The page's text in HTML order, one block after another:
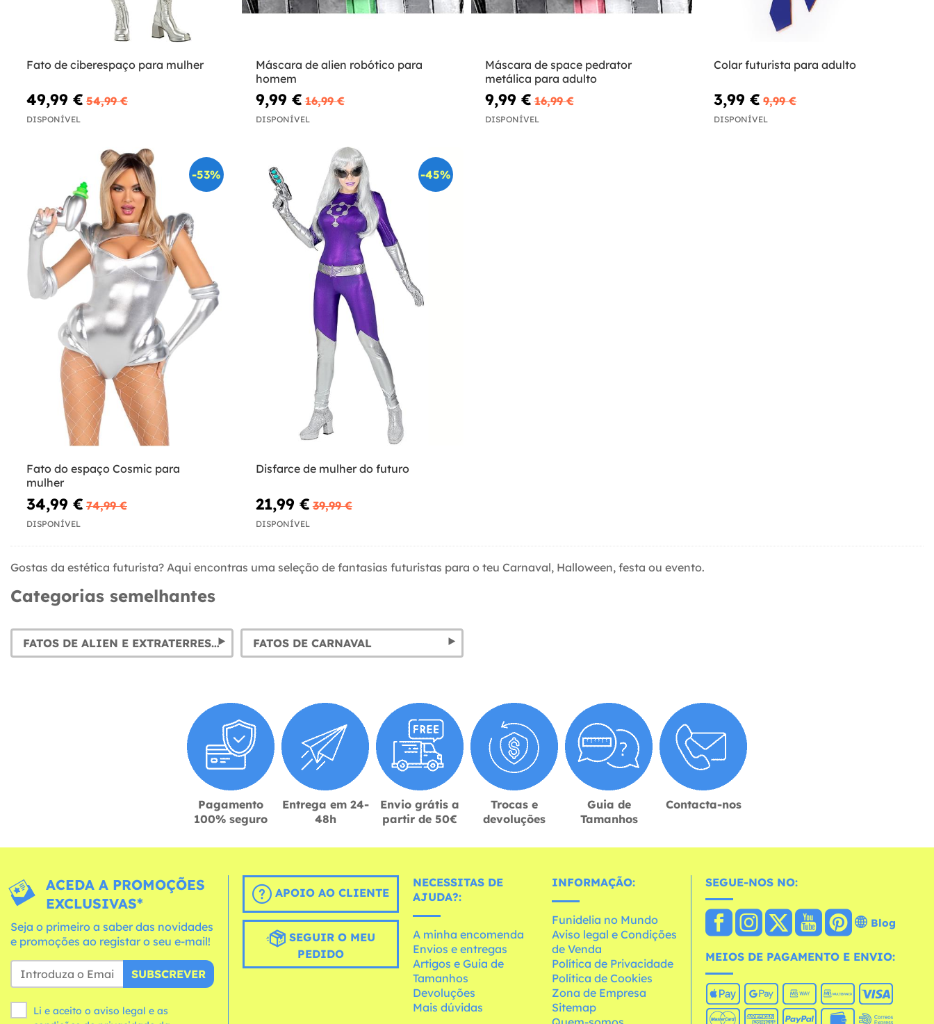
Fato de ciberespaço para mulher
49,99 € 54,99 €
DISPONÍVEL
Máscara de alien robótico para
homem
9,99 € 16,99 €
DISPONÍVEL
Máscara de space pedrator
metálica para adulto
9,99 € 16,99 €
DISPONÍVEL
Colar futurista para adulto
3,99 € 9,99 €
DISPONÍVEL
-53%
Fato do espaço Cosmic para
mulher
34,99 € 74,99 €
DISPONÍVEL
-45%
Disfarce de mulher do futuro
21,99 € 39,99 €
DISPONÍVEL
Gostas da estética futurista? Aqui encontras uma seleção de fantasias futuristas para o teu Carnaval, Halloween, festa ou evento.
Categorias semelhantes
FATOS DE ALIEN E EXTRATERRESTRE – DISFARCES FATOS DE CARNAVAL
Pagamento
100% seguro
Entrega em 24-
48h
Envio grátis a
partir de 50€
Trocas e
devoluções
Guia de
Tamanhos
Contacta-nos
ACEDA A PROMOÇÕES
EXCLUSIVAS*
Seja o primeiro a saber das novidades
e promoções ao registar o seu e-mail!
SUBSCREVER
Li e aceito o aviso legal e as
APOIO AO CLIENTE
SEGUIR O MEU
PEDIDO
NECESSITAS DE
AJUDA?:
A minha encomenda
Envios e entregas
Artigos e Guia de
Tamanhos
Devoluções
Mais dúvidas
INFORMAÇÃO:
Funidelia no Mundo
Aviso legal e Condições
de Venda
Política de Privacidade
Política de Cookies
Zona de Empresa
Sitemap
SEGUE-NOS NO:
Blog
MEIOS DE PAGAMENTO E ENVIO: